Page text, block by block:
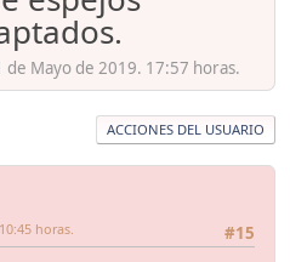
Mayo de 2019. 17:57 horas.
ACCIONES DEL USUARIO
#15
horas.